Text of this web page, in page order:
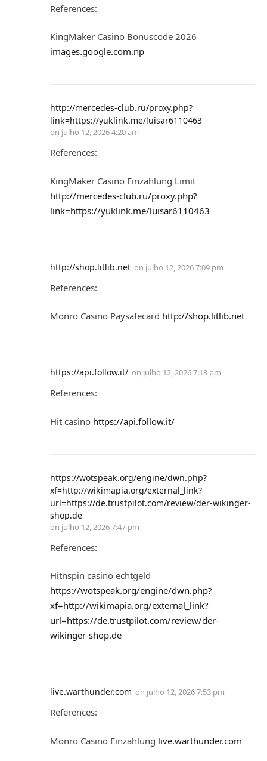
References:
KingMaker Casino Bonuscode 2026
images.google.com.np
http://mercedes-club.ru/proxy.php?
link=https://yuklink.me/luisar6110463
on julho 12, 2026 4:20 am
References:
KingMaker Casino Einzahlung Limit
http://mercedes-club.ru/proxy.php?
link=https://yuklink.me/luisar6110463
http://shop.litlib.net on julho 12, 2026 7:09 pm
References:
Monro Casino Paysafecard http://shop.litlib.net
https://api.follow.it/ on julho 12, 2026 7:18 pm
References:
Hit casino https://api.follow.it/
https://wotspeak.org/engine/dwn.php?
xf=http://wikimapia.org/external_link?
url=https://de.trustpilot.com/review/der-wikinger-
shop.de
on julho 12, 2026 7:47 pm
References:
Hitnspin casino echtgeld
https://wotspeak.org/engine/dwn.php?
xf=http://wikimapia.org/external_link?
url=https://de.trustpilot.com/review/der-
wikinger-shop.de
live.warthunder.com on julho 12, 2026 7:53 pm
References:
Monro Casino Einzahlung live.warthunder.com